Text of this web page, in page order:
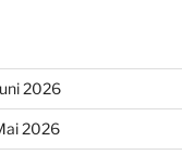
2026
2026